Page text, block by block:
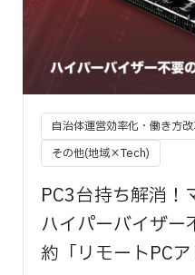
自治体運営効率化・働き方
その他(地域×Tech)
PC3台持ち解消！
ハイパーバイザー
約「リモートPCア